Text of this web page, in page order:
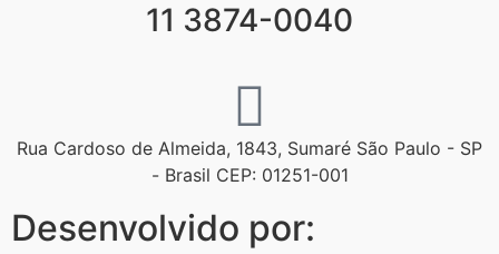
11 3874-0040
Rua Cardoso de Almeida, 1843, Sumaré São Paulo - SP
- Brasil CEP: 01251-001
Desenvolvido por: